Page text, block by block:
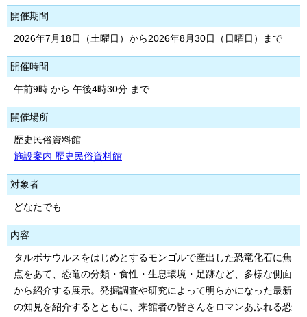
開催期間
2026年7月18日（土曜日）から2026年8月30日（日曜日）まで
開催時間
午前9時 から 午後4時30分 まで
開催場所
歴史民俗資料館
施設案内 歴史民俗資料館
対象者
どなたでも
内容
タルボサウルスをはじめとするモンゴルで産出した恐竜化石に焦
点をあて、恐竜の分類・食性・生息環境・足跡など、多様な側面
から紹介する展示。発掘調査や研究によって明らかになった最新
の知見を紹介するとともに、来館者の皆さんをロマンあふれる恐